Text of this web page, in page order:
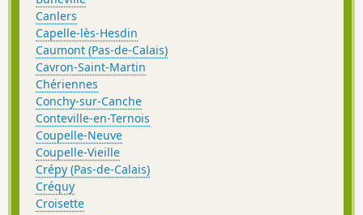
Canlers
Capelle-lès-Hesdin
Caumont (Pas-de-Calais)
Cavron-Saint-Martin
Chériennes
Conchy-sur-Canche
Conteville-en-Ternois
Coupelle-Neuve
Coupelle-Vieille
Crépy (Pas-de-Calais)
Créquy
Croisette